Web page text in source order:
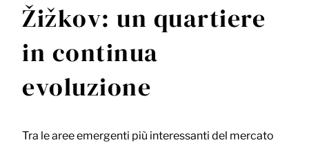
Žižkov: un quartiere
in continua
evoluzione
Tra le aree emergenti più interessanti del mercato